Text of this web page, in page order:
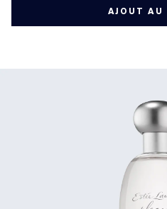
AJOUT AU